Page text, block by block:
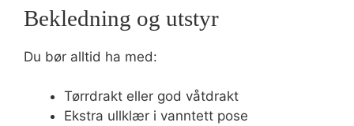
Bekledning og utstyr
Du bør alltid ha med:
Tørrdrakt eller god våtdrakt
Ekstra ullklær i vanntett pose